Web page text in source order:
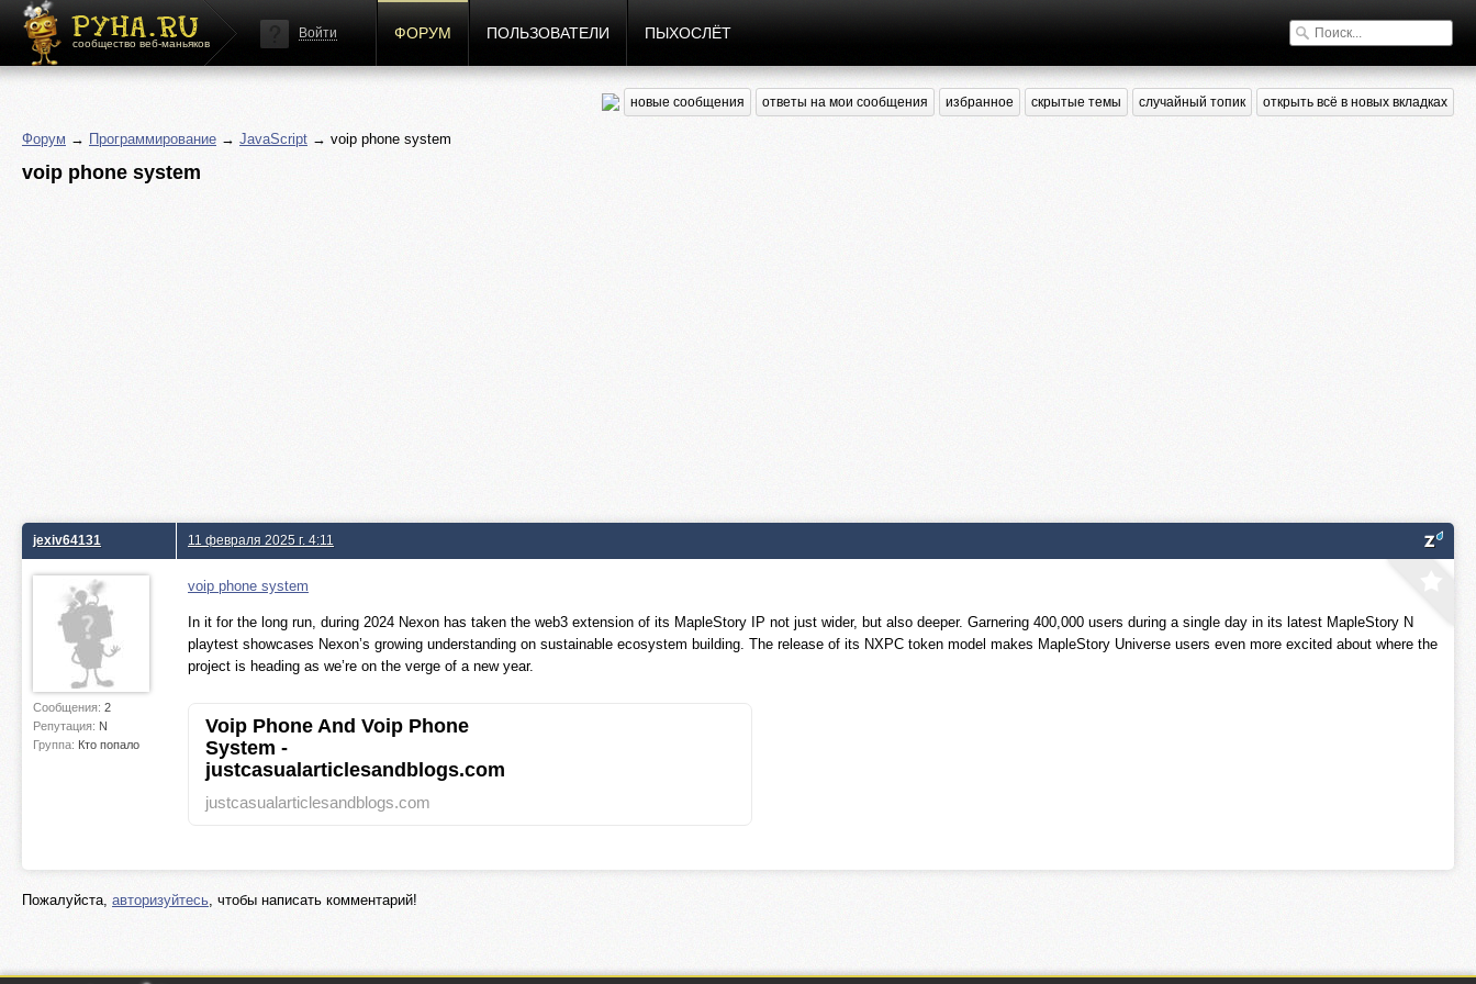
сообщество веб-маньяков
Войти ФОРУМ ПОЛЬЗОВАТЕЛИ ПЫХОСЛЁТ
новые сообщения ответы на мои сообщения избранное скрытые темы случайный топик открыть всё в новых вкладках
Форум → Программирование → JavaScript → voip phone system
voip phone system
jexiv64131
Сообщения: 2
Репутация: N
Группа: Кто попало
11 февраля 2025 г. 4:11
voip phone system
In it for the long run, during 2024 Nexon has taken the web3 extension of its MapleStory IP not just wider, but also deeper. Garnering 400,000 users during a single day in its latest MapleStory N
playtest showcases Nexon’s growing understanding on sustainable ecosystem building. The release of its NXPC token model makes MapleStory Universe users even more excited about where the
project is heading as we’re on the verge of a new year.
Voip Phone And Voip Phone
System -
justcasualarticlesandblogs.com
justcasualarticlesandblogs.com
Пожалуйста, авторизуйтесь, чтобы написать комментарий!